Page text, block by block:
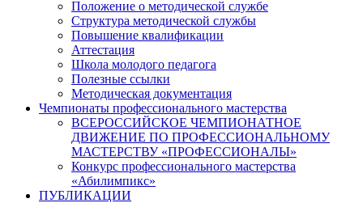
Положение о методической службе
Структура методической службы
Повышение квалификации
Аттестация
Школа молодого педагога
Полезные ссылки
Методическая документация
Чемпионаты профессионального мастерства
ВСЕРОССИЙСКОЕ ЧЕМПИОНАТНОЕ
ДВИЖЕНИЕ ПО ПРОФЕССИОНАЛЬНОМУ
МАСТЕРСТВУ «ПРОФЕССИОНАЛЫ»
Конкурс профессионального мастерства
«Абилимпикс»
ПУБЛИКАЦИИ